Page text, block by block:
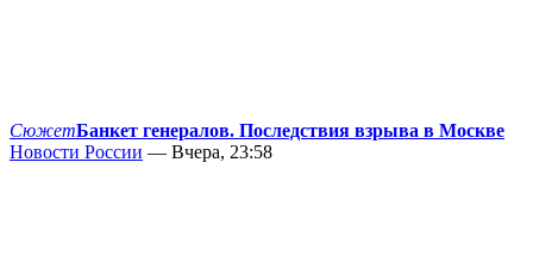
СюжетБанкет генералов. Последствия взрыва в Москве
Новости России — Вчера, 23:58